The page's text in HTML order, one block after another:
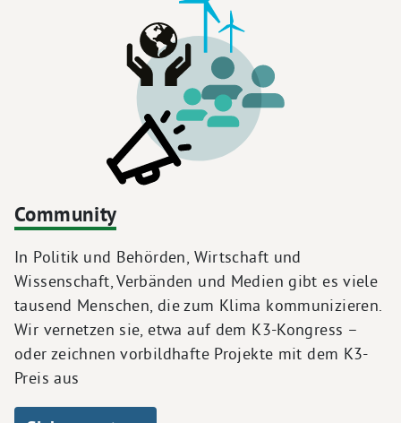
Community
In Politik und Behörden, Wirtschaft und
Wissenschaft, Verbänden und Medien gibt es viele
tausend Menschen, die zum Klima kommunizieren.
Wir vernetzen sie, etwa auf dem K3-Kongress –
oder zeichnen vorbildhafte Projekte mit dem K3-
Preis aus